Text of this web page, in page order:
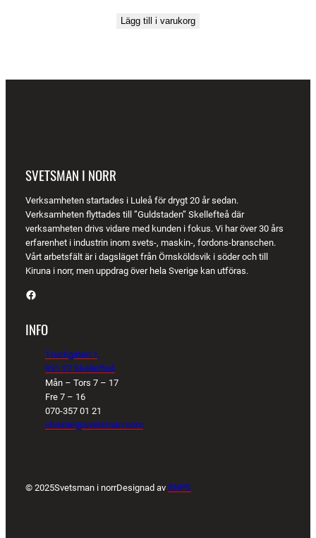
Lägg till i varukorg
SVETSMAN I NORR
Verksamheten startades i Luleå för drygt 20 år sedan.
Verksamheten flyttades till ”Guldstaden” Skellefteå där
verksamheten drivs vidare med kunden i fokus. Vi har över 30 års
erfarenhet i industrin inom svets-, maskin-, fordons-branschen.
Vårt arbetsfält är i dagsläget från Örnsköldsvik i söder och till
Kiruna i norr, men uppdrag över hela Sverige kan utföras.
Facebook
INFO
Truckgatan 1,
931 27 Skellefteå
Mån – Tors 7 – 17
Fre 7 – 16
070-357 01 21
christer@svetsman.com
© 2025Svetsman i norrDesignad av SNPS